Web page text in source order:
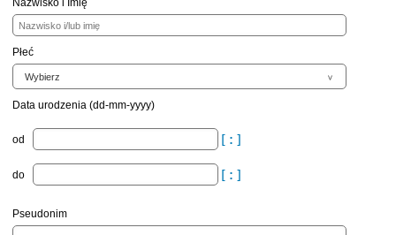
Nazwisko i Imię
Płeć
Data urodzenia (dd-mm-yyyy)
od
do
Pseudonim